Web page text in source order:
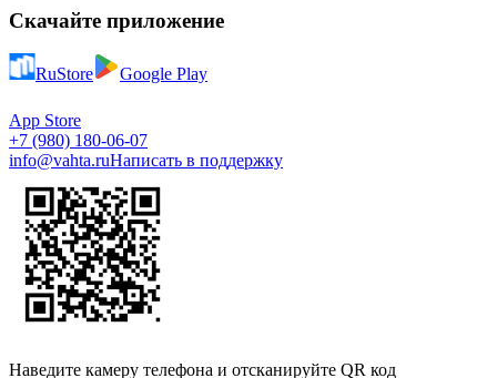
Скачайте приложение
RuStore Google Play
App Store
+7 (980) 180-06-07
info@vahta.ruНаписать в поддержку
Наведите камеру телефона и отсканируйте QR код